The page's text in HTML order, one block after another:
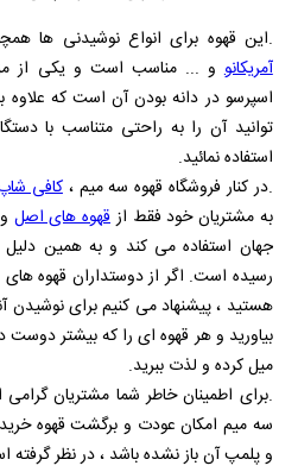
.این قهوه برای انواع نوشیدنی ها
آمریکانوو ... مناسب است و یکی از
اسپرسو در دانه بودن آن است که علاوه
توانید آن را به راحتی متناسب با
استفاده نمائید.
.در کنار فروشگاه قهوه سه میم ،کافی
به مشتریان خود فقط ازقهوه های اصل
جهان استفاده می کند و به همین
رسیده است. اگر از دوستداران قهوه
هستید ، پیشنهاد می کنیم برای
بیاورید و هر قهوه ای را که بیشتر دوست
میل کرده و لذت ببرید.
.برای اطمینان خاطر شما مشتریان
سه میم امکان عودت و برگشت قهوه
و پلمپ آن باز نشده باشد ، در نظر گرفته